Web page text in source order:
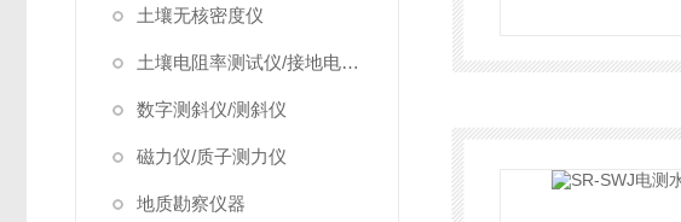
土壤无核密度仪
土壤电阻率测试仪/接地电阻测试仪
数字测斜仪/测斜仪
磁力仪/质子测力仪
地质勘察仪器